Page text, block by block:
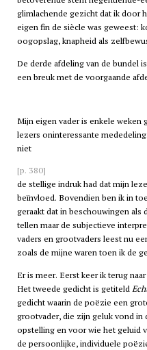
glimlachende gezicht dat ik door
eigen fin de siècle was geweest:
oogopslag, knapheid als
De derde afdeling van de bundel
een breuk met de voorgaande
Mijn eigen vader is enkele
lezers oninteressante
niet
[p. 380]
de stellige indruk had dat mijn
beïnvloed. Bovendien ben ik in
geraakt dat in beschouwingen als
tellen maar de subjectieve
vaders en grootvaders leest nu
zoals de mijne waren toen ik de
Er is meer. Eerst keer ik terug
Het tweede gedicht is getiteld
gedicht waarin de poëzie een
grootvader, die zijn geluk vond in
opstelling en voor wie het geluid
de persoonlijke, individuele